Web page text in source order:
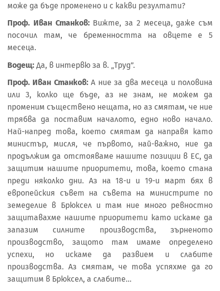
може да бъде променено и с какви резултати?
Проф. Иван Станков:Вижте, за 2 месеца, даже съм
посочил там, че бременността на овцете е 5
месеца.
Водещ: Да, в интервю за в. „Труд”.
Проф. Иван Станков:А ние за два месеца и половина
или 3, колко ще бъде, аз не знам, не можем да
променим съществено нещата, но аз смятам, че ние
трябва да поставим началото, едно ново начало.
Най-напред това, което смятам да направя като
министър, мисля, че първото, най-важно, ние да
продължим да отстояваме нашите позиции в ЕС, да
защитим нашите приоритети, това, което стана
преди няколко дни. Аз на 18-и и 19-и март бях в
европейския съвет на съвета на министрите по
земеделие в Брюксел и там ние много ревностно
защитавахме нашите приоритети като искаме да
запазим силните производства, зърненото
производство, защото там имаме определено
успехи, но искаме да развием и слабите
производства. Аз смятам, че това успяхме да го
защитим в Брюксел, а слабите…